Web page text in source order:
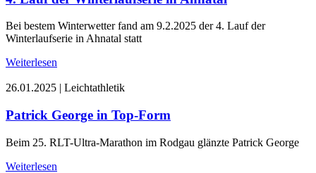
Bei bestem Winterwetter fand am 9.2.2025 der 4. Lauf der
Winterlaufserie in Ahnatal statt
Weiterlesen
26.01.2025 | Leichtathletik
Patrick George in Top-Form
Beim 25. RLT-Ultra-Marathon im Rodgau glänzte Patrick George
Weiterlesen